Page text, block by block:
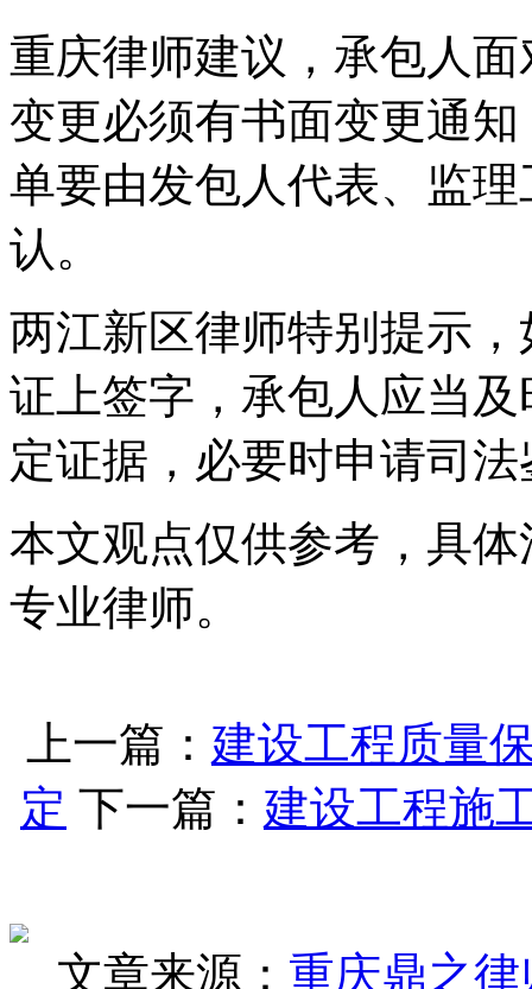
重庆律师建议，承包人
变更必须有书面变更通
单要由发包人代表、监
认。
两江新区律师特别提示
证上签字，承包人应当
定证据，必要时申请司
本文观点仅供参考，具
专业律师。
上一篇： 建设工程质量
定 下一篇： 建设工程施
文章来源： 重庆鼎之